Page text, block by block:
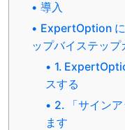
導入
ExpertOption
ップバイステップ
1.
スする
2. 「サイン
ます